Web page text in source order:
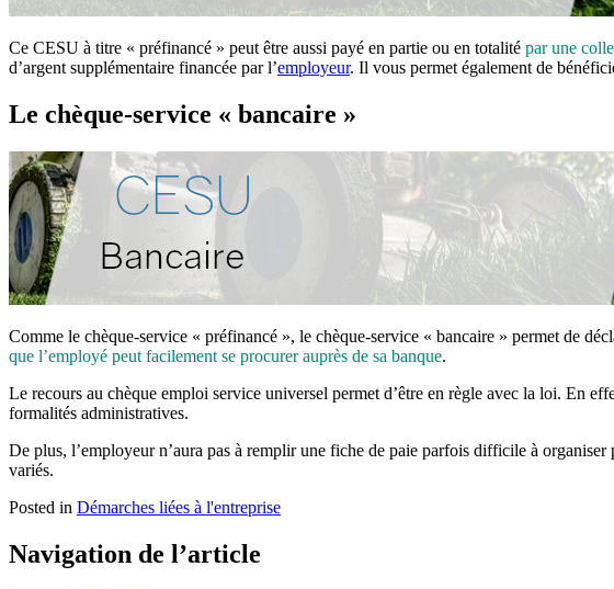
Ce CESU à titre « préfinancé » peut être aussi payé en partie ou en totalité par une
d’argent supplémentaire financée par l’employeur. Il vous permet également de
Le chèque-service « bancaire »
Comme le chèque-service « préfinancé », le chèque-service « bancaire » permet de
que l’employé peut facilement se procurer auprès de sa banque.
Le recours au chèque emploi service universel permet d’être en règle avec la loi. En
formalités administratives.
De plus, l’employeur n’aura pas à remplir une fiche de paie parfois difficile à
variés.
Posted in Démarches liées à l'entreprise
Navigation de l’article